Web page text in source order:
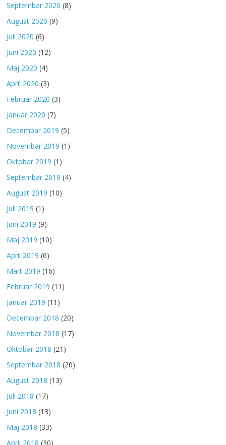
Septembar 2020 (8)
August 2020 (9)
Juli 2020 (6)
Juni 2020 (12)
Maj 2020 (4)
April 2020 (3)
Februar 2020 (3)
Januar 2020 (7)
Decembar 2019 (5)
Novembar 2019 (1)
Oktobar 2019 (1)
Septembar 2019 (4)
August 2019 (10)
Juli 2019 (1)
Juni 2019 (9)
Maj 2019 (10)
April 2019 (6)
Mart 2019 (16)
Februar 2019 (11)
Januar 2019 (11)
Decembar 2018 (20)
Novembar 2018 (17)
Oktobar 2018 (21)
Septembar 2018 (20)
August 2018 (13)
Juli 2018 (17)
Juni 2018 (13)
Maj 2018 (33)
April 2018 (30)